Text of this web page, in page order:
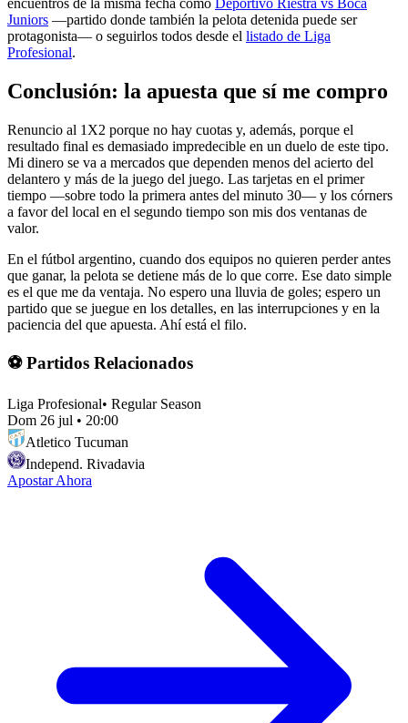
encuentros de la misma fecha como Deportivo Riestra vs Boca
Juniors —partido donde también la pelota detenida puede ser
protagonista— o seguirlos todos desde el listado de Liga
Profesional.
Conclusión: la apuesta que sí me compro
Renuncio al 1X2 porque no hay cuotas y, además, porque el
resultado final es demasiado impredecible en un duelo de este tipo.
Mi dinero se va a mercados que dependen menos del acierto del
delantero y más de la juego del juego. Las tarjetas en el primer
tiempo —sobre todo la primera antes del minuto 30— y los córners
a favor del local en el segundo tiempo son mis dos ventanas de
valor.
En el fútbol argentino, cuando dos equipos no quieren perder antes
que ganar, la pelota se detiene más de lo que corre. Ese dato simple
es el que me da ventaja. No espero una lluvia de goles; espero un
partido que se juegue en los detalles, en las interrupciones y en la
paciencia del que apuesta. Ahí está el filo.
⚽ Partidos Relacionados
Liga Profesional• Regular Season
Dom 26 jul • 20:00
Atletico Tucuman
Independ. Rivadavia
Apostar Ahora